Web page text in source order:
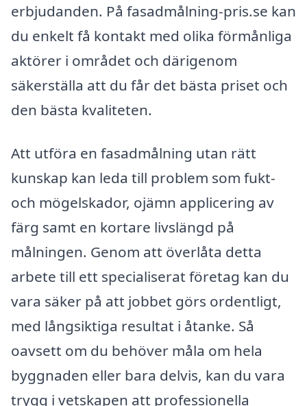
erbjudanden. På fasadmålning-pris.se kan
du enkelt få kontakt med olika förmånliga
aktörer i området och därigenom
säkerställa att du får det bästa priset och
den bästa kvaliteten.
Att utföra en fasadmålning utan rätt
kunskap kan leda till problem som fukt-
och mögelskador, ojämn applicering av
färg samt en kortare livslängd på
målningen. Genom att överlåta detta
arbete till ett specialiserat företag kan du
vara säker på att jobbet görs ordentligt,
med långsiktiga resultat i åtanke. Så
oavsett om du behöver måla om hela
byggnaden eller bara delvis, kan du vara
trygg i vetskapen att professionella